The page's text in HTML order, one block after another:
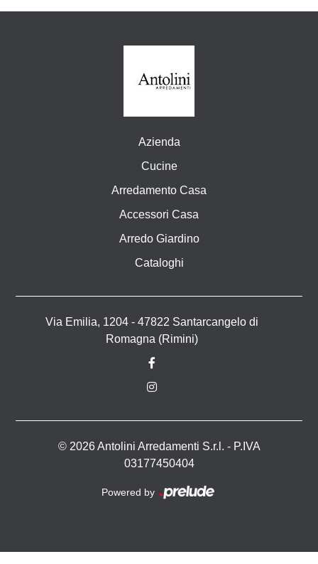
Azienda
Cucine
Arredamento Casa
Accessori Casa
Arredo Giardino
Cataloghi
Via Emilia, 1204 - 47822 Santarcangelo di
Romagna (Rimini)
© 2026 Antolini Arredamenti S.r.l. - P.IVA
03177450404
Powered by